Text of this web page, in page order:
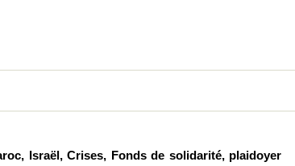
Israël, Crises, Fonds de solidarité, plaidoyer